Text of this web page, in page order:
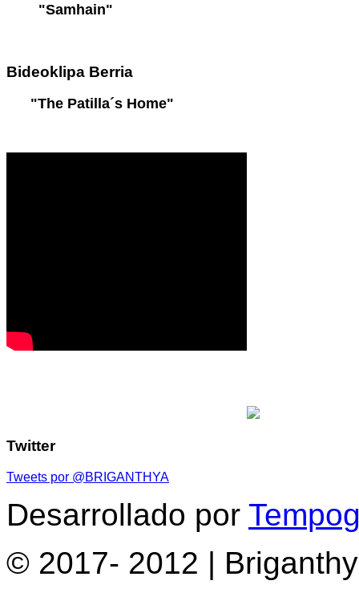
"Samhain"
Bideoklipa Berria
"The Patilla´s Home"
Twitter
Tweets por @BRIGANTHYA
Desarrollado por
© 2017- 2012 |